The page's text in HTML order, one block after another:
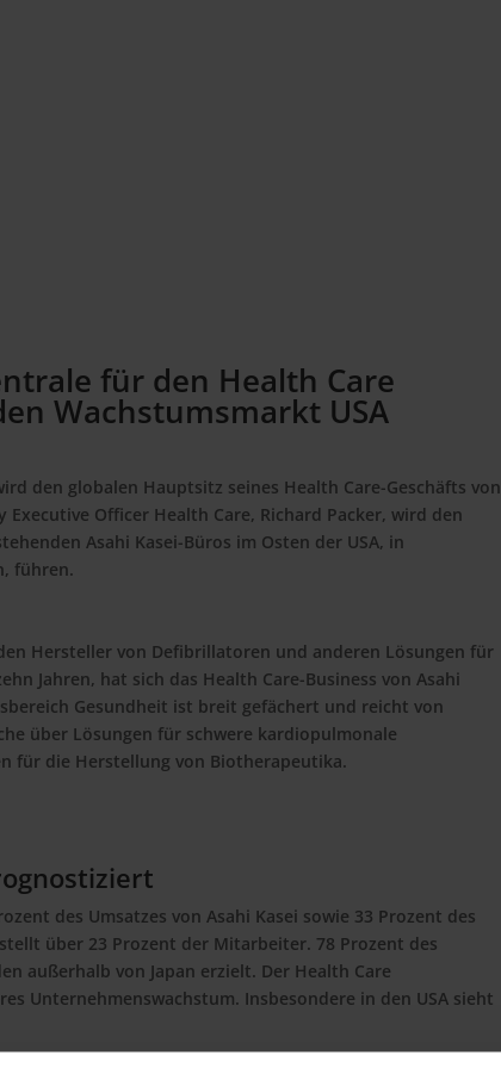
für den Health Care
Wachstumsmarkt USA
den globalen Hauptsitz seines Health Care-Geschäfts von
Officer Health Care, Richard Packer, wird den
Asahi Kasei-Büros im Osten der USA, in
führen.
Hersteller von Defibrillatoren und anderen Lösungen für
Jahren, hat sich das Health Care-Business von Asahi
Gesundheit ist breit gefächert und reicht von
über Lösungen für schwere kardiopulmonale
für die Herstellung von Biotherapeutika.
des Umsatzes von Asahi Kasei sowie 33 Prozent des
über 23 Prozent der Mitarbeiter. 78 Prozent des
außerhalb von Japan erzielt. Der Health Care
Unternehmenswachstum. Insbesondere in den USA sieht